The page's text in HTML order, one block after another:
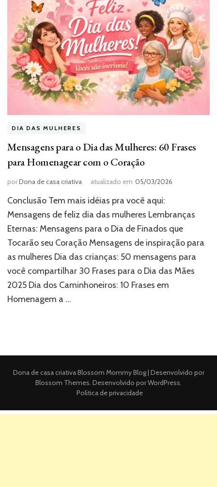
DIA DAS MULHERES
Mensagens para o Dia das Mulheres: 60 Frases
para Homenagear com o Coração
porDona de casa criativa atualizado em 05/03/2026
Conclusão Tem mais idéias pra você aqui:
Mensagens de feliz dia das mulheres Lembranças
Eternas: Mensagens para o Dia de Finados que
Tocarão seu Coração Mensagens de inspiração para
as mulheres Dia das crianças: 50 mensagens para
você compartilhar 30 Frases para o Dia das Mães
2025 Dia dos Caminhoneiros: 10 Frases em
Homenagem a …
Dona de casa criativaBlossom Mommy Blog | Desenvolvido por
Blossom Themes. Desenvolvido porWordPress.
Politica de privacidade